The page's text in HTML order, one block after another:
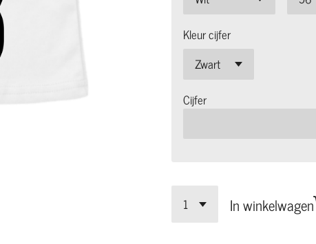
Kleur cijfer
Cijfer
In winkelwagen